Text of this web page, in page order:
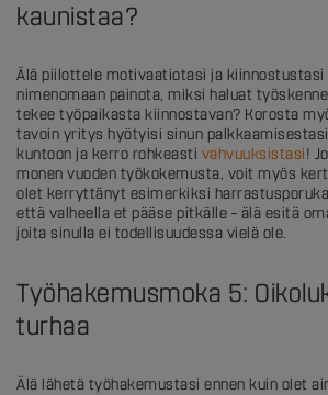
kaunistaa?
Älä piilottele motivaatiotasi ja kiinnostustasi
nimenomaan painota, miksi haluat
tekee työpaikasta kiinnostavan? Korosta
tavoin yritys hyötyisi sinun
kuntoon ja kerro rohkeasti vahvuuksistasi!
monen vuoden työkokemusta, voit myös
olet kerryttänyt esimerkiksi
että valheella et pääse pitkälle – älä esitä
joita sinulla ei todellisuudessa vielä ole.
Työhakemusmoka 5:
turhaa
Älä lähetä työhakemustasi ennen kuin olet